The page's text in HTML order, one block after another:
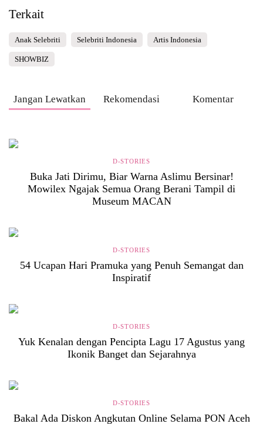
Terkait
Anak Selebriti Selebriti Indonesia Artis Indonesia
SHOWBIZ
Jangan Lewatkan Rekomendasi Komentar
D-STORIES
Buka Jati Dirimu, Biar Warna Aslimu Bersinar!
Mowilex Ngajak Semua Orang Berani Tampil di
Museum MACAN
D-STORIES
54 Ucapan Hari Pramuka yang Penuh Semangat dan
Inspiratif
D-STORIES
Yuk Kenalan dengan Pencipta Lagu 17 Agustus yang
Ikonik Banget dan Sejarahnya
D-STORIES
Bakal Ada Diskon Angkutan Online Selama PON Aceh